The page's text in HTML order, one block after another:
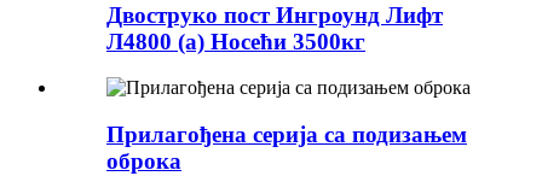
Двоструко пост Ингроунд Лифт
Л4800 (а) Носећи 3500кг
Прилагођена серија са подизањем
оброка